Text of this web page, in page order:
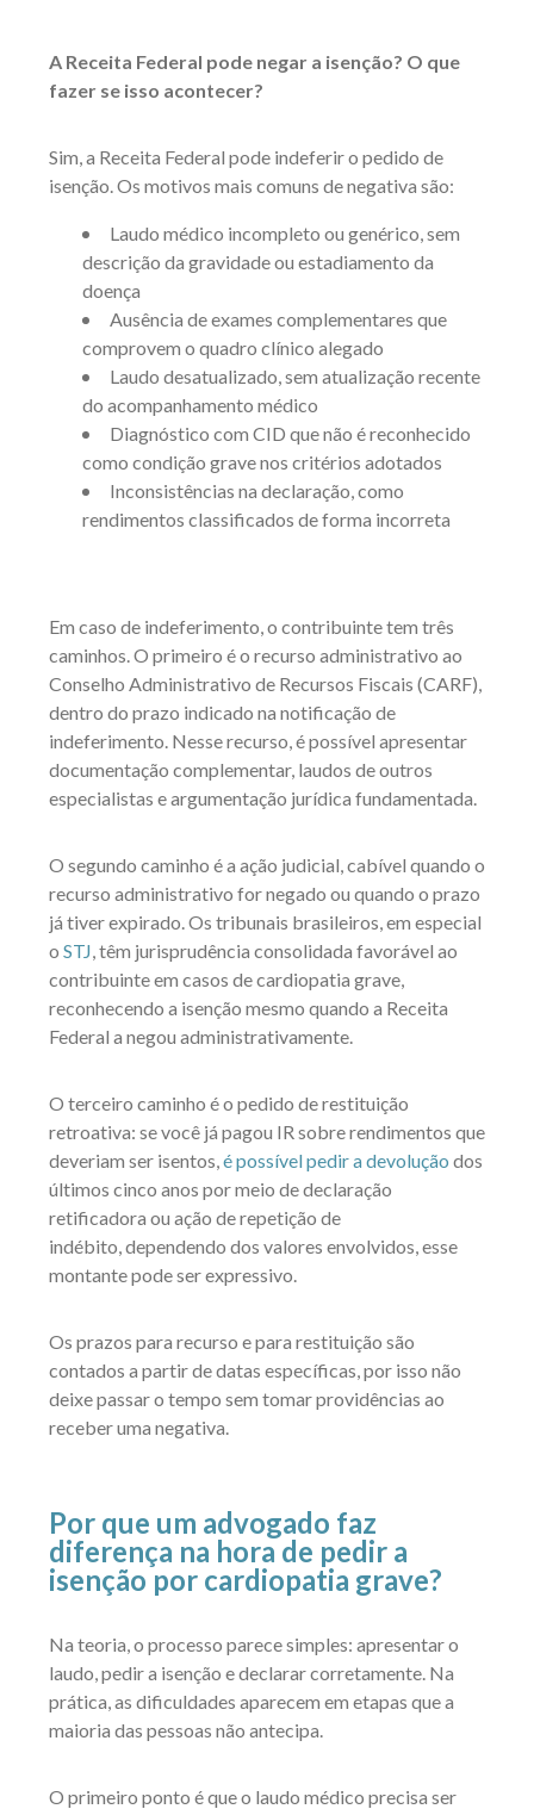
A Receita Federal pode negar a isenção? O que
fazer se isso acontecer?
Sim, a Receita Federal pode indeferir o pedido de
isenção. Os motivos mais comuns de negativa são:
Laudo médico incompleto ou genérico, sem
descrição da gravidade ou estadiamento da
doença
Ausência de exames complementares que
comprovem o quadro clínico alegado
Laudo desatualizado, sem atualização recente
do acompanhamento médico
Diagnóstico com CID que não é reconhecido
como condição grave nos critérios adotados
Inconsistências na declaração, como
rendimentos classificados de forma incorreta
Em caso de indeferimento, o contribuinte tem três
caminhos. O primeiro é o recurso administrativo ao
Conselho Administrativo de Recursos Fiscais (CARF),
dentro do prazo indicado na notificação de
indeferimento. Nesse recurso, é possível apresentar
documentação complementar, laudos de outros
especialistas e argumentação jurídica fundamentada.
O segundo caminho é a ação judicial, cabível quando o
recurso administrativo for negado ou quando o prazo
já tiver expirado. Os tribunais brasileiros, em especial
o STJ, têm jurisprudência consolidada favorável ao
contribuinte em casos de cardiopatia grave,
reconhecendo a isenção mesmo quando a Receita
Federal a negou administrativamente.
O terceiro caminho é o pedido de restituição
retroativa: se você já pagou IR sobre rendimentos que
deveriam ser isentos,é possível pedir a devolução dos
últimos cinco anos por meio de declaração
retificadora ou ação de repetição de
indébito, dependendo dos valores envolvidos, esse
montante pode ser expressivo.
Os prazos para recurso e para restituição são
contados a partir de datas específicas, por isso não
deixe passar o tempo sem tomar providências ao
receber uma negativa.
Por que um advogado faz
diferença na hora de pedir a
isenção por cardiopatia grave?
Na teoria, o processo parece simples: apresentar o
laudo, pedir a isenção e declarar corretamente. Na
prática, as dificuldades aparecem em etapas que a
maioria das pessoas não antecipa.
O primeiro ponto é que o laudo médico precisa ser